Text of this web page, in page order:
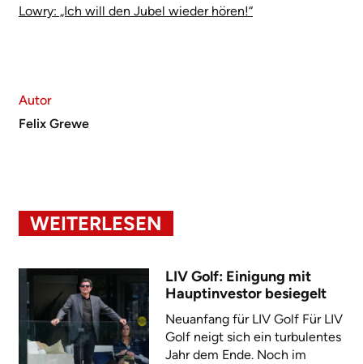
Lowry: „Ich will den Jubel wieder hören!“
Autor
Felix Grewe
WEITERLESEN
LIV Golf: Einigung mit
Hauptinvestor besiegelt
Neuanfang für LIV Golf Für LIV
Golf neigt sich ein turbulentes
Jahr dem Ende. Noch im